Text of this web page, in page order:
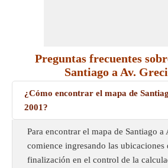
Preguntas frecuentes
Santiago a Av.
¿Cómo encontrar el mapa de
2001?
Para encontrar el mapa de Santiago a
comience ingresando las
finalización en el control de la